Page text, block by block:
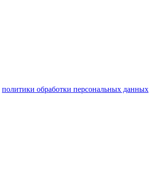
политики обработки персональных данных